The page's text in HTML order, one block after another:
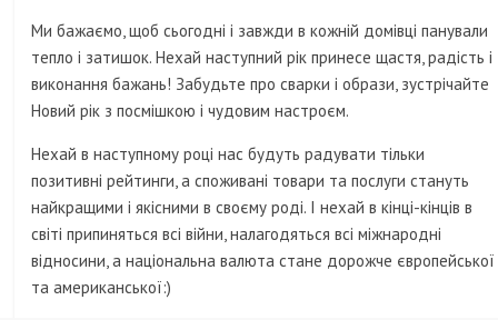
Ми бажаємо, щоб сьогодні і завжди в кожній домівці панували
тепло і затишок. Нехай наступний рік принесе щастя, радість і
виконання бажань! Забудьте про сварки і образи, зустрічайте
Новий рік з посмішкою і чудовим настроєм.
Нехай в наступному році нас будуть радувати тільки
позитивні рейтинги, а споживані товари та послуги стануть
найкращими і якісними в своєму роді. І нехай в кінці-кінців в
світі припиняться всі війни, налагодяться всі міжнародні
відносини, а національна валюта стане дорожче європейської
та американської:)